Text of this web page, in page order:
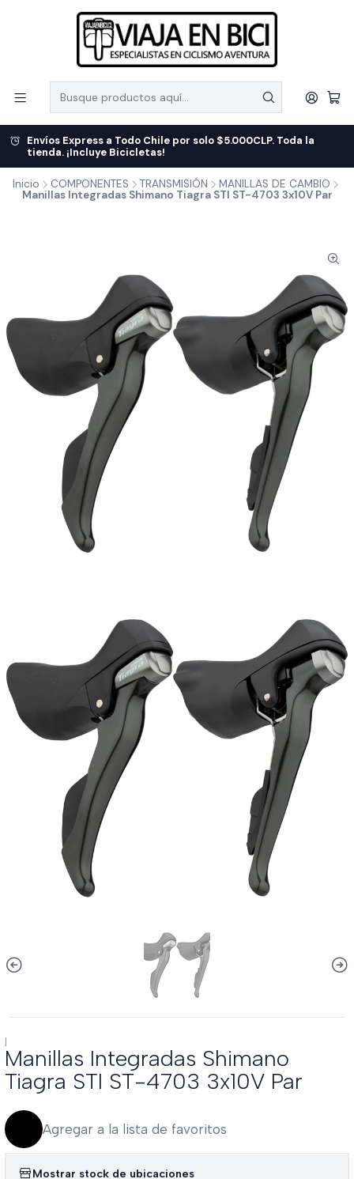
Envíos Express a Todo Chile por solo $5.000CLP. Toda la
tienda. ¡Incluye Bicicletas!
Inicio COMPONENTES TRANSMISIÓN
MANILLAS DE CAMBIO
Manillas Integradas Shimano Tiagra STI ST-4703 3x10V Par
|
Manillas Integradas Shimano
Tiagra STI ST-4703 3x10V Par
Agregar a la lista de favoritos
Mostrar stock de ubicaciones